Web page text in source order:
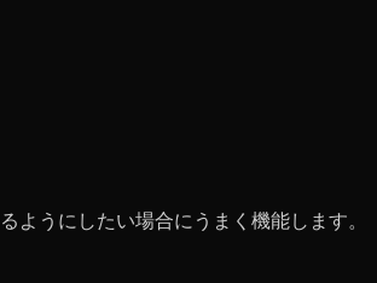
ようにしたい場合にうまく機能します。